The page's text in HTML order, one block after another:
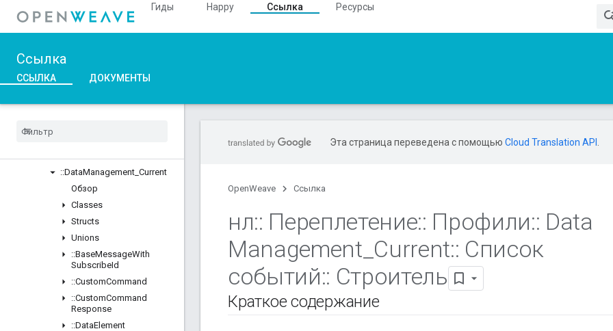
Гиды Happy Ссылка Ресурсы
Ссылка
ССЫЛКА ДОКУМЕНТЫ
::Crypto
::DeviceManager
::Profiles
Classes
::DataManagement Current
Обзор
Classes
Structs
Unions
::BaseMessageWith
SubscribeId
::CustomCommand
::CustomCommand
Response
::DataElement
Эта страница переведена с помощью Cloud Translation API
OpenWeave Ссылка
нл:: Переплетение:: Профили:: Data
Management Current:: Список
событий:: Строитель
Краткое содержание